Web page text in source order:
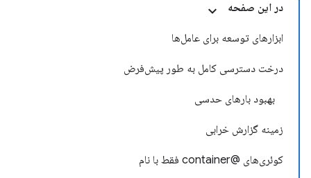
در این صفحه
ابزارهای توسعه برای عامل‌ها
درخت دسترسی کامل به طور پیش‌فرض
بهبود بارهای حدسی
زمینه گزارش خرابی
کوئری‌های @container فقط با نام